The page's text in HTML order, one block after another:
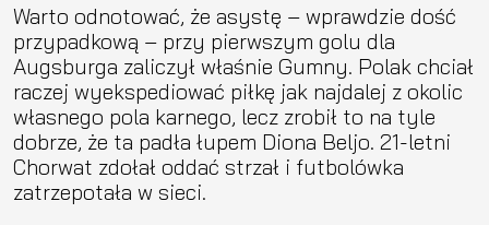
Warto odnotować, że asystę – wprawdzie dość
przypadkową – przy pierwszym golu dla
Augsburga zaliczył właśnie Gumny. Polak chciał
raczej wyekspediować piłkę jak najdalej z okolic
własnego pola karnego, lecz zrobił to na tyle
dobrze, że ta padła łupem Diona Beljo. 21-letni
Chorwat zdołał oddać strzał i futbolówka
zatrzepotała w sieci.